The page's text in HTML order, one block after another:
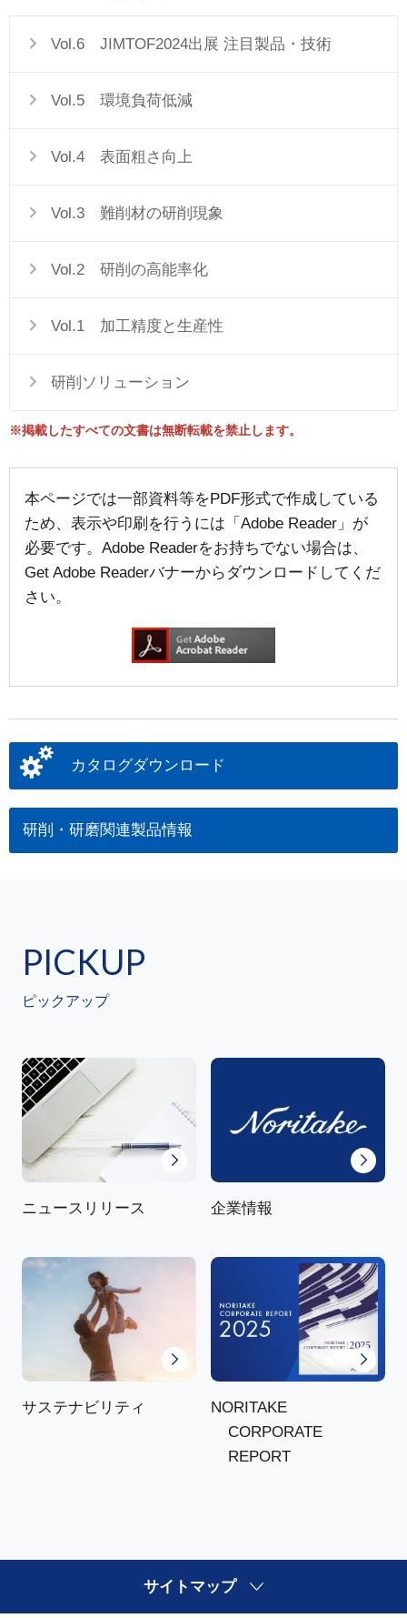
Vol.6 JIMTOF2024出展 注目製品・技術
Vol.5 環境負荷低減
Vol.4 表面粗さ向上
Vol.3 難削材の研削現象
Vol.2 研削の高能率化
Vol.1 加工精度と生産性
研削ソリューション
※掲載したすべての文書は無断転載を禁止します。
本ページでは一部資料等をPDF形式で作成している
ため、表示や印刷を行うには「Adobe Reader」が
必要です。Adobe Readerをお持ちでない場合は、
Get Adobe Readerバナーからダウンロードしてくだ
さい。
カタログダウンロード
研削・研磨関連製品情報
PICKUP
ピックアップ
ニュースリリース 企業情報
サステナビリティ
NORITAKE
CORPORATE
REPORT
サイトマップ